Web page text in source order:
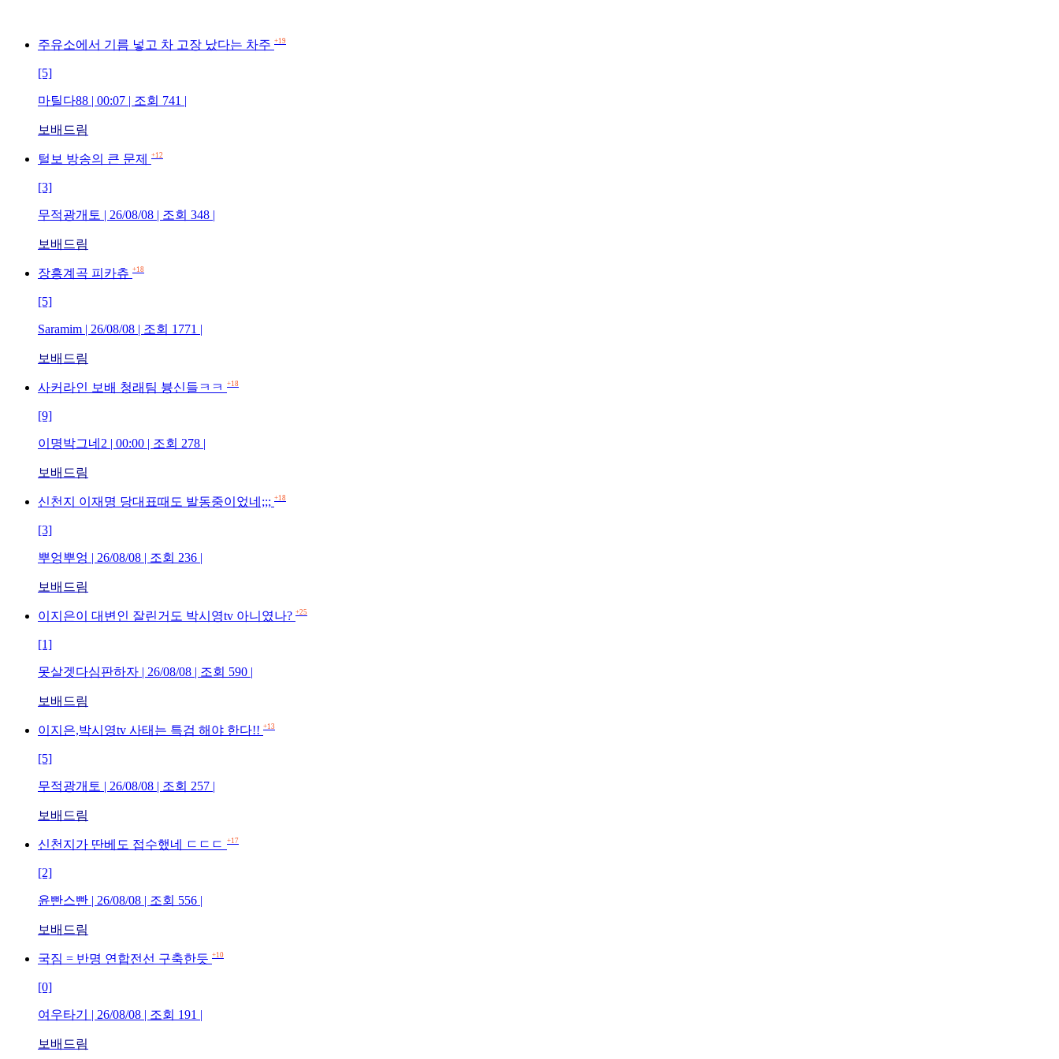
주유소에서 기름 넣고 차 고장 났다는 차주 +19
[5]
마틸다88 | 00:07 | 조회 741 |
보배드림
털보 방송의 큰 문제 +12
[3]
무적광개토 | 26/08/08 | 조회 348 |
보배드림
장흥계곡 피카츄 +18
[5]
Saramim | 26/08/08 | 조회 1771 |
보배드림
사커라인 보배 청래팀 븅신들ㅋㅋ +18
[9]
이명박그네2 | 00:00 | 조회 278 |
보배드림
신천지 이재명 당대표때도 발동중이었네;;; +18
[3]
뿌엉뿌엉 | 26/08/08 | 조회 236 |
보배드림
이지은이 대변인 잘린거도 박시영tv 아니였나? +25
[1]
못살겟다심판하자 | 26/08/08 | 조회 590 |
보배드림
이지은,박시영tv 사태는 특검 해야 한다!! +13
[5]
무적광개토 | 26/08/08 | 조회 257 |
보배드림
신천지가 딴베도 접수했네 ㄷㄷㄷ +17
[2]
윤빤스빤 | 26/08/08 | 조회 556 |
보배드림
국짐 = 반명 연합전선 구축한듯 +10
[0]
여우타기 | 26/08/08 | 조회 191 |
보배드림